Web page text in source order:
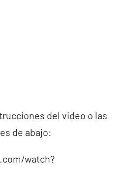
del video o las
de abajo:
watch?